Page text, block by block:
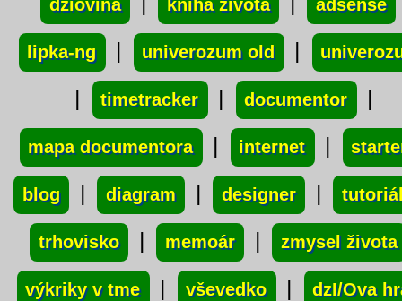
dziovina kniha života adsense
lipka-ng | univerozum old |
| timetracker | documentor |
mapa documentora | internet |
blog | diagram | designer |
trhovisko | memoár | zmysel života
výkriky v tme | vševedko | dzI/Ova